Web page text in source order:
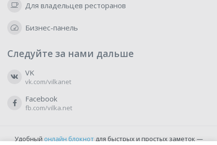
Для владельцев ресторанов
Бизнес-панель
Следуйте за нами дальше
VK
vk.com/vilkanet
Facebook
fb.com/vilka.net
Удобный онлайн блокнотдля быстрых и простых заметок —